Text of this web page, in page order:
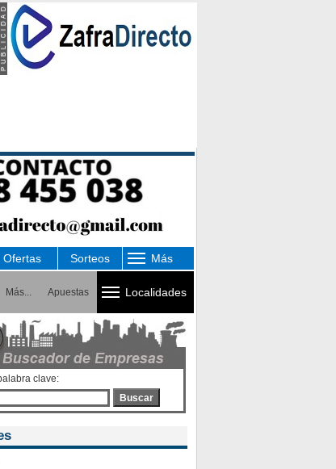
Ofertas Sorteos Más
Más... Apuestas Localidades
clave:
Buscar